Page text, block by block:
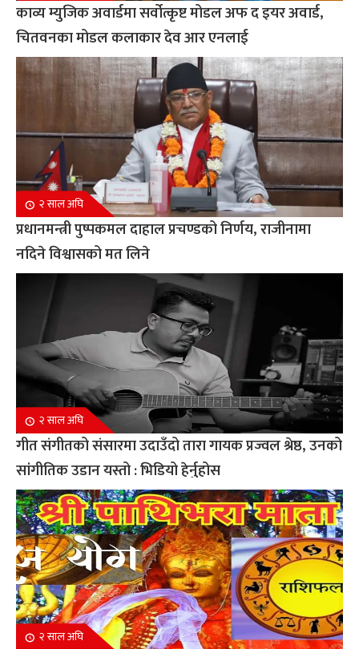
काव्य म्युजिक अवार्डमा सर्वोत्कृष्ट मोडल अफ द इयर अवार्ड,
चितवनका मोडल कलाकार देव आर एनलाई
२ साल अघि
प्रधानमन्त्री पुष्पकमल दाहाल प्रचण्डको निर्णय, राजीनामा
नदिने विश्वासको मत लिने
२ साल अघि
गीत संगीतको संसारमा उदाउँदो तारा गायक प्रज्वल श्रेष्ठ, उनको
सांगीतिक उडान यस्तो : भिडियो हेर्नुहोस
२ साल अघि